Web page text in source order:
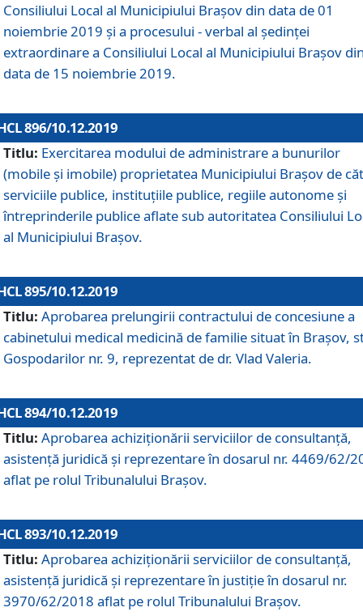
Consiliului Local al Municipiului Brașov din data de 01
noiembrie 2019 și a procesului - verbal al ședinței
extraordinare a Consiliului Local al Municipiului Brașov
data de 15 noiembrie 2019.
896/10.12.2019
Titlu: Exercitarea modului de administrare a bunurilor
(mobile și imobile) proprietatea Municipiului Brașov de
serviciile publice, instituțiile publice, regiile autonome și
întreprinderile publice aflate sub autoritatea Consiliului
al Municipiului Brașov.
895/10.12.2019
Titlu: Aprobarea prelungirii contractului de concesiune a
cabinetului medical medicină de familie situat în Braşov,
Gospodarilor nr. 9, reprezentat de dr. Vlad Valeria.
894/10.12.2019
Titlu: Aprobarea achiziţionării serviciilor de consultanţă,
asistenţă juridică şi reprezentare în dosarul nr. 4469/62/
aflat pe rolul Tribunalului Braşov.
893/10.12.2019
Titlu: Aprobarea achiziţionării serviciilor de consultanţă,
asistenţă juridică şi reprezentare în justiţie în dosarul nr.
3970/62/2018 aflat pe rolul Tribunalului Braşov.